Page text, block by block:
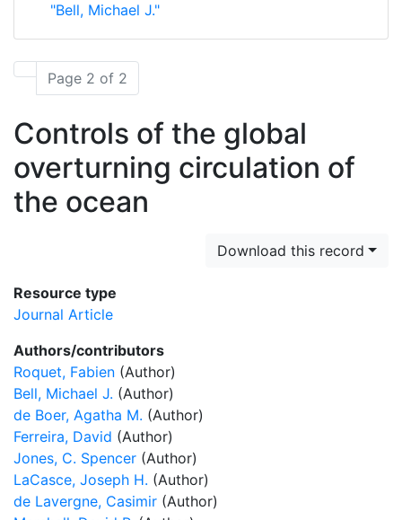
"Bell, Michael J."
Page 2 of 2
Controls of the global
overturning circulation of
the ocean
Download this record
Resource type
Journal Article
Authors/contributors
Roquet, Fabien (Author)
Bell, Michael J. (Author)
de Boer, Agatha M. (Author)
Ferreira, David (Author)
Jones, C. Spencer (Author)
LaCasce, Joseph H. (Author)
de Lavergne, Casimir (Author)